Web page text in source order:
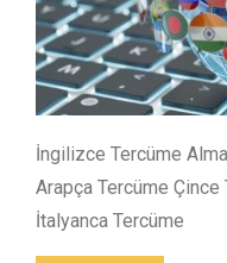
İngilizce Tercüme
Arapça Tercüme Çince
İtalyanca Tercüme